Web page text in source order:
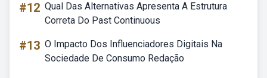
#12 Qual Das Alternativas Apresenta A Estrutura
Correta Do Past Continuous
#13 O Impacto Dos Influenciadores Digitais Na
Sociedade De Consumo Redação